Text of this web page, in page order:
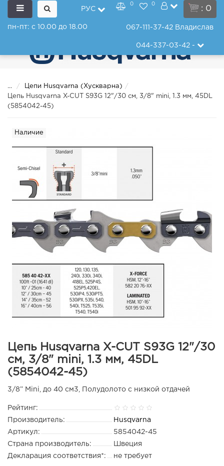
: 0
РУС
0 0
пн-пт: с 10.00 до 18.00 067-111-37-42 Владислав
044-337-03-42-
...
Цепи Husqvarna (Хускварна)
Цепь Husqvarna X-CUT S93G 12"/30 см, 3/8" mini, 1.3 мм, 45DL
(5854042-45)
Наличие
Цепь Husqvarna X-CUT S93G 12"/30
см, 3/8" mini, 1.3 мм, 45DL
(5854042-45)
3/8” Mini, до 40 см3, Полудолото с низкой отдачей
Рейтинг:
Производитель:
Husqvarna
Артикул:
5854042-45
Страна производитель:
Швеция
Декларация соответствия*:
не требует